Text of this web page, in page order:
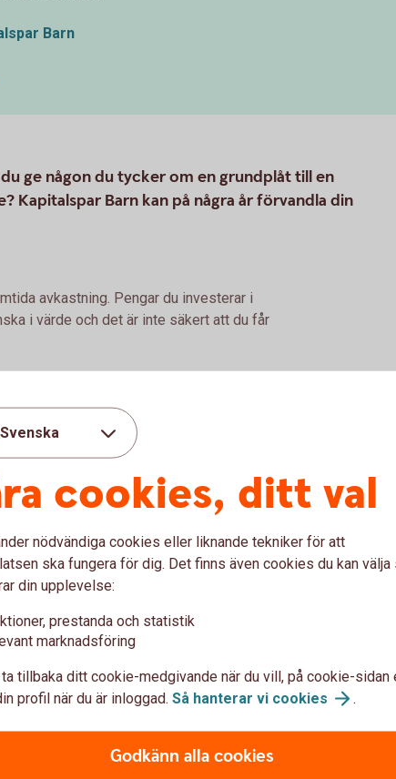
Barn
ge någon du tycker om en grundplåt till en
Barn kan på några år förvandla din
avkastning. Pengar du investerar i
i värde och det är inte säkert att du får
främjar miljörelaterade eller sociala
beaktar någon av dessa egenskaper eller
graden av hållbarhet i dina investeringar
Svenska
cookies, ditt val
nödvändiga cookies eller liknande tekniker för att
ska fungera för dig. Det finns även cookies du kan välja
din upplevelse:
prestanda och statistik
marknadsföring
ta tillbaka ditt cookie-medgivande när du vill, på cookie-sidan
profil när du är inloggad. Så hanterar vi cookies .
Godkänn alla cookies